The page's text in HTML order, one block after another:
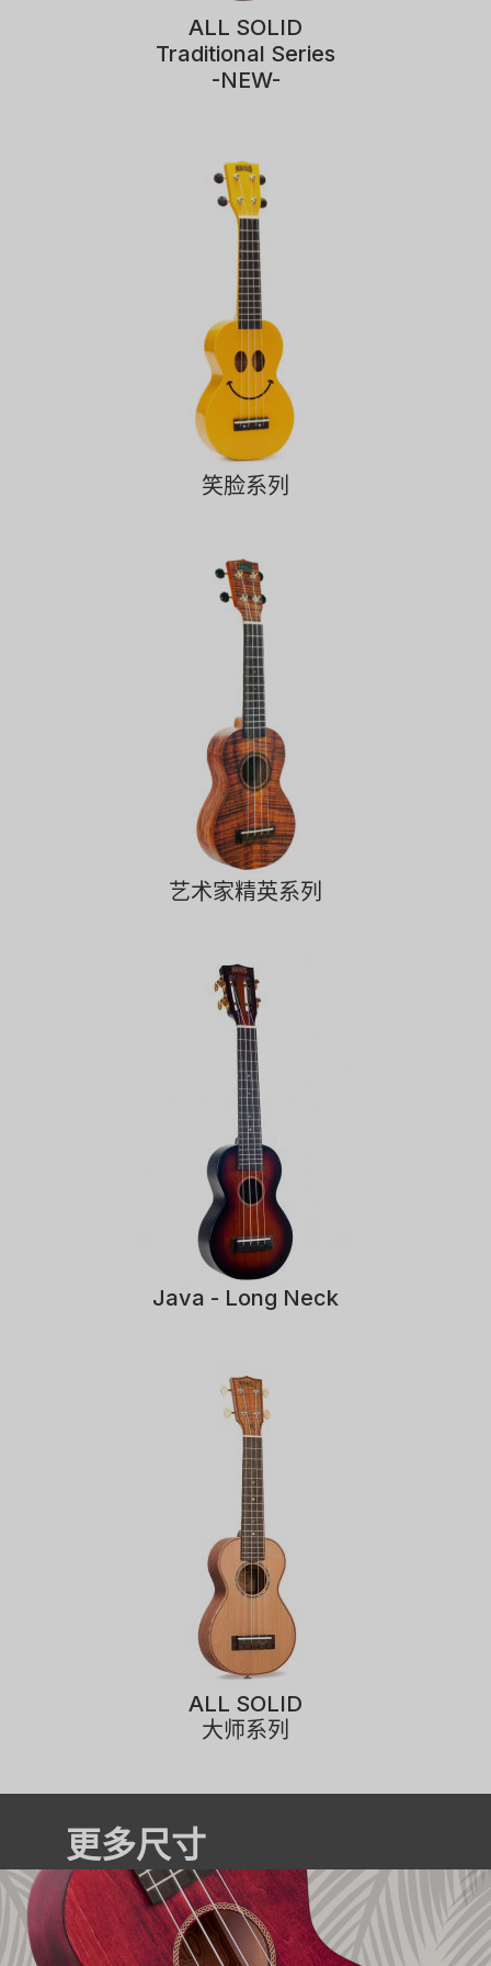
ALL SOLID
Traditional Series
-NEW-
笑脸系列
艺术家精英系列
Java - Long Neck
ALL SOLID
大师系列
更多尺寸